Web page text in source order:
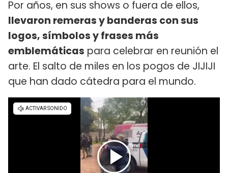
Por años, en sus shows o fuera de ellos,
llevaron remeras y banderas con sus
logos, símbolos y frases más
emblemáticas para celebrar en reunión el
arte. El salto de miles en los pogos de JIJIJI
que han dado cátedra para el mundo.